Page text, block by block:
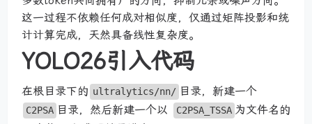
这一过程不依赖任何成对相似度，仅通过矩阵投影和统
计计算完成，天然具备线性复杂度。
YOLO26引入代码
在根目录下的 ultralytics/nn/ 目录，新建一个
C2PSA 目录，然后新建一个以 C2PSA_TSSA 为文件名的